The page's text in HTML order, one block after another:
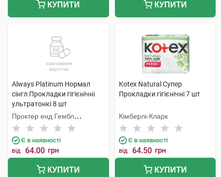
КУПИТИ КУПИТИ
Always Platinum Нормал
сінгл Прокладки гігієнічні
ультратонкі 8 шт
Проктер енд Гембл
Мануфекчурінг
Є в наявності
від 64.00 грн
КУПИТИ
Kotex Natural Супер
Прокладки гігієнічні 7 шт
Кімберлі-Кларк
Є в наявності
від 64.50 грн
КУПИТИ